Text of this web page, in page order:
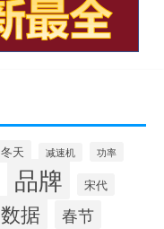
冬天 减速机 功率
品牌 宋代
数据 春节